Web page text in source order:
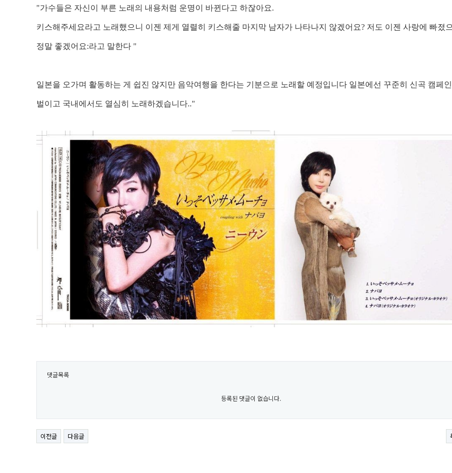
"가수들은 자신이 부른 노래의 내용처럼 운명이 바뀐다고 하잖아요.
키스해주세요라고 노래했으니 이젠 제게 열렬히 키스해줄 마지막 남자가 나타나지 않겠어요? 저도 이젠 사랑에 빠졌
정말 좋겠어요:라고 말한다 "
일본을 오가며 활동하는 게 쉽진 않지만 음악여행을 한다는 기분으로 노래할 예정입니다 일본에선 꾸준히 신곡 캠페
벌이고 국내에서도 열심히 노래하겠습니다.."
댓글목록
등록된 댓글이 없습니다.
이전글 다음글